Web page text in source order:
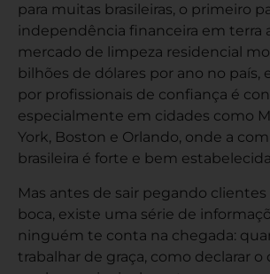
para muitas brasileiras, o primeiro
independência financeira em terra
mercado de limpeza residencial
bilhões de dólares por ano no país,
por profissionais de confiança é
especialmente em cidades como
York, Boston e Orlando, onde a
brasileira é forte e bem
Mas antes de sair pegando clientes
boca, existe uma série de
ninguém te conta na chegada:
trabalhar de graça, como declarar o